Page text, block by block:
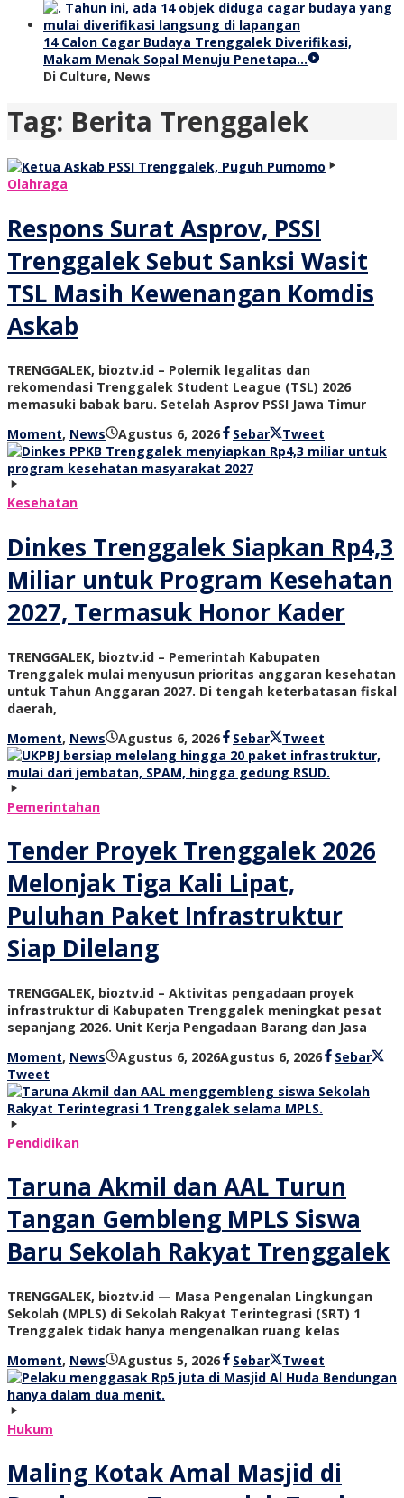
14 Calon Cagar Budaya Trenggalek Diverifikasi,
Makam Menak Sopal Menuju Penetapa…
Di Culture, News
Tag: Berita Trenggalek
Olahraga
Respons Surat Asprov, PSSI
Trenggalek Sebut Sanksi Wasit
TSL Masih Kewenangan Komdis
Askab
TRENGGALEK, bioztv.id – Polemik legalitas dan
rekomendasi Trenggalek Student League (TSL) 2026
memasuki babak baru. Setelah Asprov PSSI Jawa Timur
Moment, News Agustus 6, 2026oleh
bioz
tv
Sebar Tweet
Kesehatan
Dinkes Trenggalek Siapkan Rp4,3
Miliar untuk Program Kesehatan
2027, Termasuk Honor Kader
TRENGGALEK, bioztv.id – Pemerintah Kabupaten
Trenggalek mulai menyusun prioritas anggaran kesehatan
untuk Tahun Anggaran 2027. Di tengah keterbatasan fiskal
daerah,
Moment, News Agustus 6, 2026oleh
bioz
tv
Sebar Tweet
Pemerintahan
Tender Proyek Trenggalek 2026
Melonjak Tiga Kali Lipat,
Puluhan Paket Infrastruktur
Siap Dilelang
TRENGGALEK, bioztv.id – Aktivitas pengadaan proyek
infrastruktur di Kabupaten Trenggalek meningkat pesat
sepanjang 2026. Unit Kerja Pengadaan Barang dan Jasa
Moment, News Agustus 6, 2026Agustus 6, 2026oleh
tv
Sebar
Tweet
Pendidikan
Taruna Akmil dan AAL Turun
Tangan Gembleng MPLS Siswa
Baru Sekolah Rakyat Trenggalek
TRENGGALEK, bioztv.id — Masa Pengenalan Lingkungan
Sekolah (MPLS) di Sekolah Rakyat Terintegrasi (SRT) 1
Trenggalek tidak hanya mengenalkan ruang kelas
Moment, News Agustus 5, 2026oleh
bioz
Sebar Tweet
Hukum
Maling Kotak Amal Masjid di